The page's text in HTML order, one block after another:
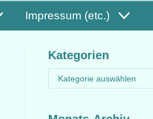
Impressum (etc.)
Kategorien